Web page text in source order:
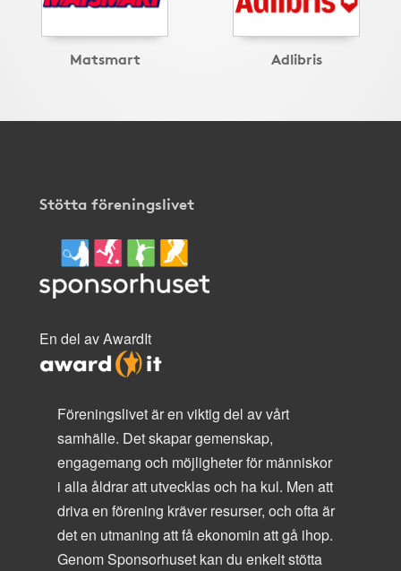
Matsmart Adlibris
Stötta föreningslivet
En del av AwardIt
Föreningslivet är en viktig del av vårt
samhälle. Det skapar gemenskap,
engagemang och möjligheter för människor
i alla åldrar att utvecklas och ha kul. Men att
driva en förening kräver resurser, och ofta är
det en utmaning att få ekonomin att gå ihop.
Genom Sponsorhuset kan du enkelt stötta